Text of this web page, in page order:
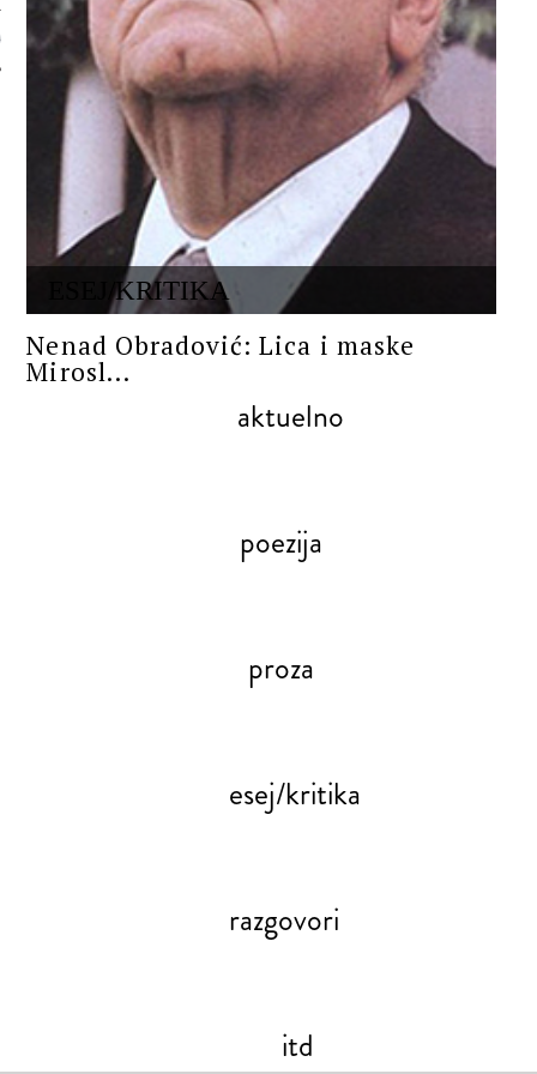
ESEJ/KRITIKA
Nenad Obradović: Lica i maske
Mirosl...
aktuelno
poezija
proza
esej/kritika
razgovori
itd